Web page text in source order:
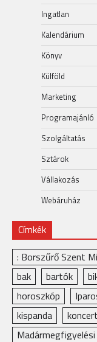
Ingatlan
Kalendárium
Könyv
Külföld
Marketing
Programajánló
Szolgáltatás
Sztárok
Vállakozás
Webáruház
Címkék
: Borszűrő Szent
bak
bartók
horoszkóp
kispanda
koncert
Madármegfigyelési